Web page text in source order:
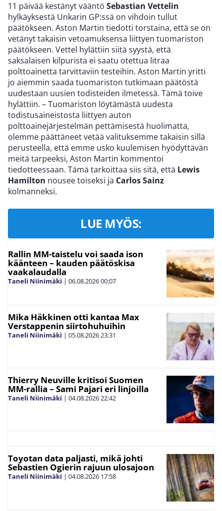
11 päivää kestänyt vääntö Sebastian Vettelin
hylkäyksestä Unkarin GP:ssä on vihdoin tullut
päätökseen. Aston Martin tiedotti torstaina, että se on
vetänyt takaisin vetoamuksensa liittyen tuomariston
päätökseen. Vettel hylättiin siitä syystä, että
saksalaisen kilpurista ei saatu otettua litraa
polttoainetta tarvittaviin testeihin. Aston Martin yritti
jo aiemmin saada tuomariston tutkimaan päätöstä
uudestaan uusien todisteiden ilmetessä. Tämä toive
hylättiin. – Tuomariston löytämästä uudesta
todistusaineistosta liittyen auton
polttoainejärjestelmän pettämisestä huolimatta,
olemme päättäneet vetää valituksemme takaisin sillä
perusteella, että emme usko kuulemisen hyödyttävän
meitä tarpeeksi, Aston Martin kommentoi
tiedotteessaan. Tämä tarkoittaa siis sitä, että Lewis
Hamilton nousee toiseksi ja Carlos Sainz
kolmanneksi.
LUE MYÖS:
Rallin MM-taistelu voi saada ison
käänteen – kauden päätöskisa
vaakalaudalla
Taneli Niinimäki | 06.08.202600:07
Mika Häkkinen otti kantaa Max
Verstappenin siirtohuhuihin
Taneli Niinimäki | 05.08.202623:31
Thierry Neuville kritisoi Suomen
MM-rallia – Sami Pajari eri linjoilla
Taneli Niinimäki | 04.08.202622:42
Toyotan data paljasti, mikä johti
Sebastien Ogierin rajuun ulosajoon
Taneli Niinimäki | 04.08.2026 17:58